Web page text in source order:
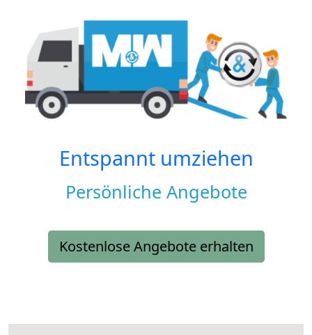
Entspannt umziehen
Persönliche Angebote
Kostenlose Angebote erhalten